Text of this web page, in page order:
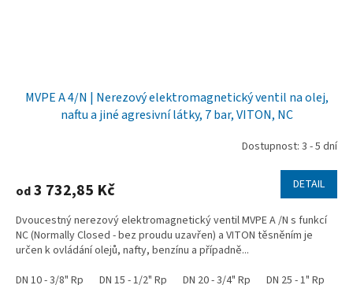
MVPE A 4/N | Nerezový elektromagnetický ventil na olej,
naftu a jiné agresivní látky, 7 bar, VITON, NC
Dostupnost: 3 - 5 dní
od3 732,85 Kč DETAIL
Dvoucestný nerezový elektromagnetický ventil MVPE A /N s funkcí
NC (Normally Closed - bez proudu uzavřen) a VITON těsněním je
určen k ovládání olejů, nafty, benzínu a případně...
DN 10 - 3/8" Rp
DN 15 - 1/2" Rp DN 20 - 3/4" Rp DN 25 - 1" Rp